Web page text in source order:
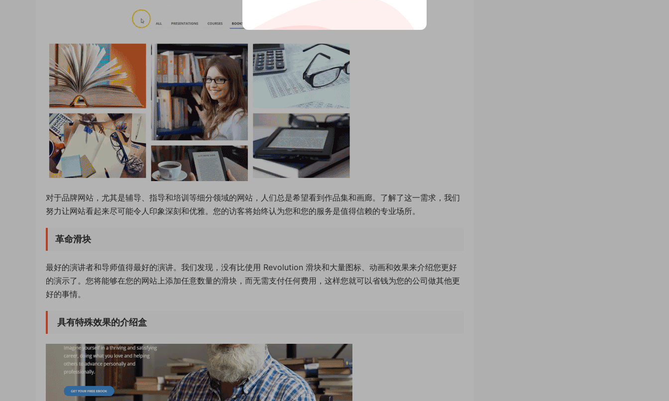
对于品牌网站，尤其是辅导、指导和培训等细分领域的网站，人们总是希望看到作品集和画廊。了解了这一需求，我们
努力让网站看起来尽可能令人印象深刻和优雅。您的访客将始终认为您和您的服务是值得信赖的专业场所。
革命滑块
最好的演讲者和导师值得最好的演讲。我们发现，没有比使用 Revolution 滑块和大量图标、动画和效果来介绍您更好
的演示了。您将能够在您的网站上添加任意数量的滑块，而无需支付任何费用，这样您就可以省钱为您的公司做其他更
好的事情。
具有特殊效果的介绍盒